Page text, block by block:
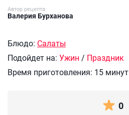
Автор рецепта:
Валерия Бурханова
Блюдо: Салаты
Подойдет на: Ужин / Праздник
Время приготовления: 15 минут
0